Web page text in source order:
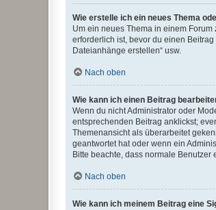
Wie erstelle ich ein neues Thema
Um ein neues Thema in einem Forum
erforderlich ist, bevor du einen
Dateianhänge erstellen“ usw.
Nach oben
Wie kann ich einen Beitrag
Wenn du nicht Administrator oder
entsprechenden Beitrag anklickst;
Themenansicht als überarbeitet
geantwortet hat oder wenn ein
Bitte beachte, dass normale
Nach oben
Wie kann ich meinem Beitrag eine